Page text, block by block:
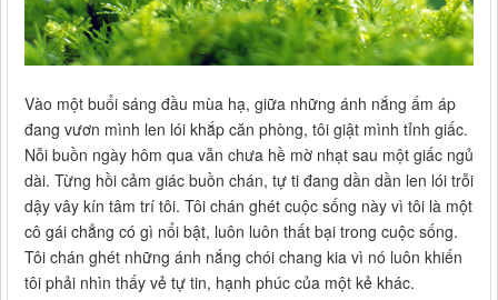
Vào một buổi sáng đầu mùa hạ, giữa những ánh nắng ấm áp
đang vươn mình len lói khắp căn phòng, tôi giật mình tỉnh giấc.
Nỗi buồn ngày hôm qua vẫn chưa hề mờ nhạt sau một giấc ngủ
dài. Từng hồi cảm giác buồn chán, tự ti đang dần dần len lói trỗi
dậy vây kín tâm trí tôi. Tôi chán ghét cuộc sống này vì tôi là một
cô gái chẳng có gì nổi bật, luôn luôn thất bại trong cuộc sống.
Tôi chán ghét những ánh nắng chói chang kia vì nó luôn khiến
tôi phải nhìn thấy vẻ tự tin, hạnh phúc của một kẻ khác.